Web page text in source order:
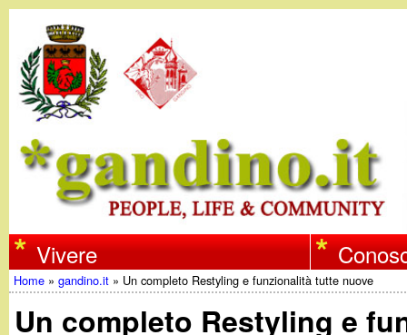
w
w
Vivere
Tu
Home »gandino.it » Un completo Restyling e funzionalità tutte nuove
Un completo Restyling e